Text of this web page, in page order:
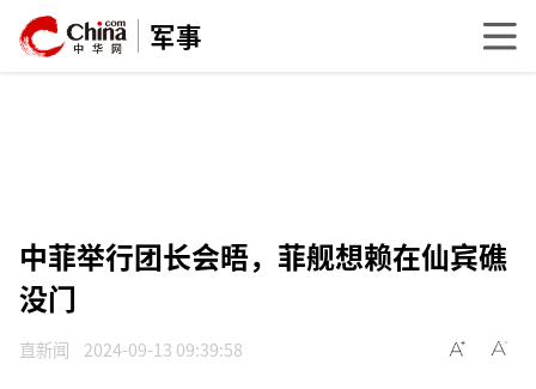
军事
中菲举行团长会晤，菲舰想赖在仙宾礁
没门
直新闻 2024-09-13 09:39:58